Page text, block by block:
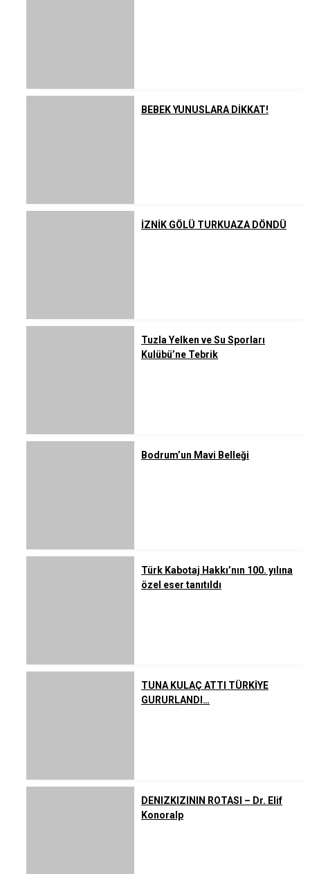
BEBEK YUNUSLARA DİKKAT!
İZNİK GÖLÜ TURKUAZA DÖNDÜ
Tuzla Yelken ve Su Sporları
Kulübü’ne Tebrik
Bodrum’un Mavi Belleği
Türk Kabotaj Hakkı’nın 100. yılına
özel eser tanıtıldı
TUNA KULAÇ ATTI TÜRKİYE
GURURLANDI…
DENIZKIZININ ROTASI – Dr. Elif
Konoralp